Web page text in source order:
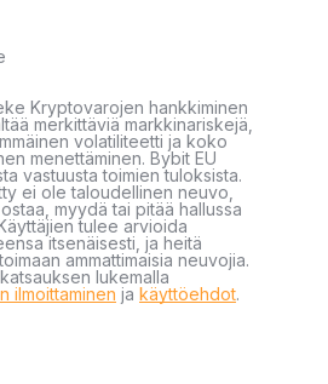
Kryptovarojen hankkiminen
merkittäviä markkinariskejä,
volatiliteetti ja koko
menettäminen. Bybit EU
vastuusta toimien tuloksista.
ei ole taloudellinen neuvo,
myydä tai pitää hallussa
tulee arvioida
itsenäisesti, ja heitä
ammattimaisia neuvojia.
lukemalla
ilmoittaminen ja käyttöehdot.